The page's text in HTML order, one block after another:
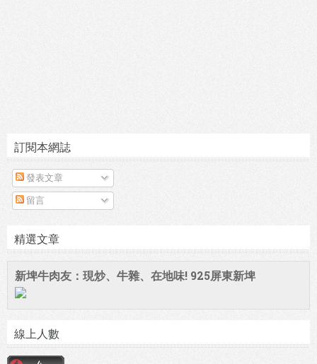
訂閱本網誌
發表文章
留言
精選文章
新埤牛肉友：現炒、牛雜、在地味! 925屏東新埤
線上人數